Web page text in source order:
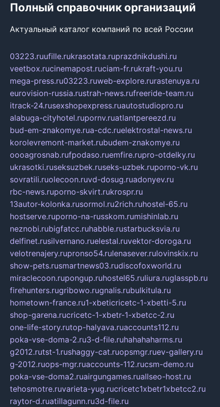
Полный справочник организаций
Актуальный каталог компаний по всей России
03223.ruufille.rukrasotata.ruprazdnikdushi.ru
veetbox.rucinemapost.ruciam-fr.rukraft-you.ru
mega-press.ru03223.ruweb-explore.rurastenuya.ru
eurovision-russia.rustrah-news.rufreeride-team.ru
itrack-24.rusexshopexpress.ruautostudiopro.ru
alabuga-cityhotel.rupornv.ruatlantpereezd.ru
bud-em-znakomye.rua-cdc.ruelektrostal-news.ru
korolevremont-market.rubudem-znakomye.ru
oooagrosnab.rufpodaso.ruemfire.rupro-otdelky.ru
ukrasotki.ruseksuzbek.ruseks-uzbek.ruporno-vk.ru
sovratili.ruolecoon.ruvd-dosug.ruadonyev.ru
rbc-news.ruporno-skvirt.rukrospr.ru
13autor-kolonka.rusormol.ru2rich.ruhostel-65.ru
hostserve.ruporno-na-russkom.rumishinlab.ru
neznobi.rubigfatcc.ruhabble.rustarbucksvia.ru
delfinet.rusilvernano.ruelestal.ruvektor-doroga.ru
velotrenajery.rupronso54.rulenasever.rulovinskix.ru
show-pets.rusmartnews03.rudiscofoxworld.ru
miraclecoon.rupongup.ruhostel65.ruliura.ruglasspb.ru
firehunters.rugribowo.rugnalis.rubulkitula.ru
hometown-france.ru1-xbeticricetc-1-xbetti-5.ru
shop-garena.rucricetc-1-xbetr-1-xbetcc-2.ru
one-life-story.rutop-halyava.ruaccounts112.ru
poka-vse-doma-2.ru3-d-file.ruhahahaharms.ru
g2012.rutst-1.rushaggy-cat.ruopsmgr.ruev-gallery.ru
g-2012.ruops-mgr.ruaccounts-112.rucsm-demo.ru
poka-vse-doma2.ruairgungames.ruallseo-host.ru
tehosmotre.ruvarieta-yug.rucricetc1xbetr1xbetcc2.ru
raytor-d.ruatillagunn.ru3d-file.ru